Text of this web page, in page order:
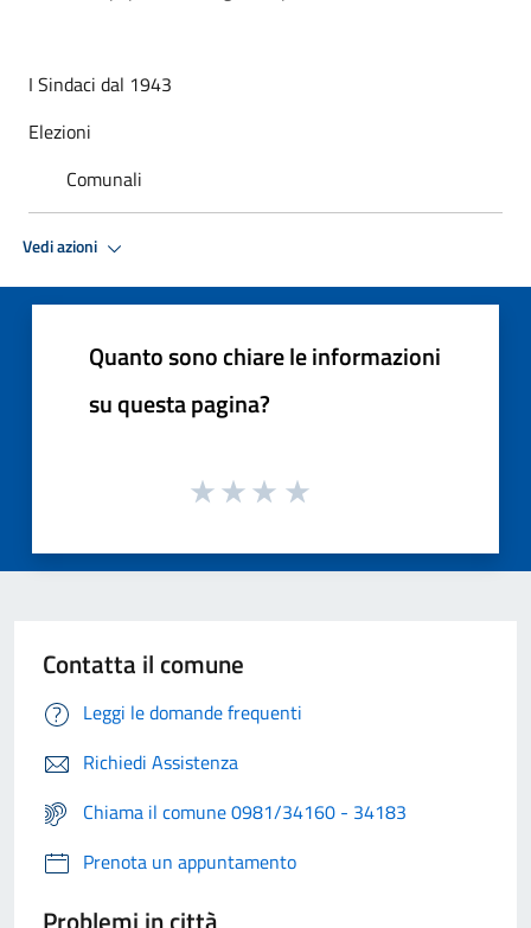
I Sindaci dal 1943
Elezioni
Comunali
Vedi azioni
Quanto sono chiare le informazioni
su questa pagina?
Contatta il comune
Leggi le domande frequenti
Richiedi Assistenza
Chiama il comune 0981/34160 - 34183
Prenota un appuntamento